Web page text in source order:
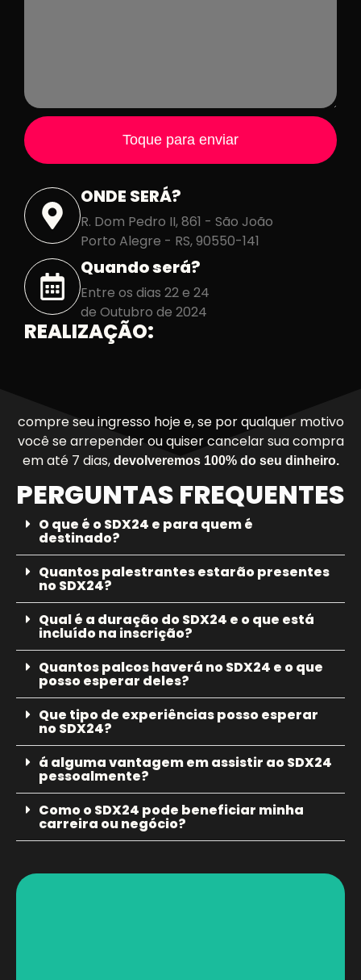
Toque para enviar
ONDE SERÁ?
R. Dom Pedro II, 861 - São João
Porto Alegre - RS, 90550-141
Quando será?
Entre os dias 22 e 24
de Outubro de 2024
REALIZAÇÃO:
compre seu ingresso hoje e, se por qualquer motivo
você se arrepender ou quiser cancelar sua compra
em até 7 dias, devolveremos 100% do seu dinheiro.
PERGUNTAS FREQUENTES
O que é o SDX24 e para quem é
destinado?
Quantos palestrantes estarão presentes
no SDX24?
Qual é a duração do SDX24 e o que está
incluído na inscrição?
Quantos palcos haverá no SDX24 e o que
posso esperar deles?
Que tipo de experiências posso esperar
no SDX24?
á alguma vantagem em assistir ao SDX24
pessoalmente?
Como o SDX24 pode beneficiar minha
carreira ou negócio?